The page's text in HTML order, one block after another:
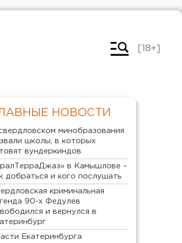
[18+]
НОВОСТИ
минобразования
школы, в которых
вундеркиндов
в Камышлове –
добраться и кого послушать
криминальная
90-х Федулев
и вернулся в
Екатеринбурга